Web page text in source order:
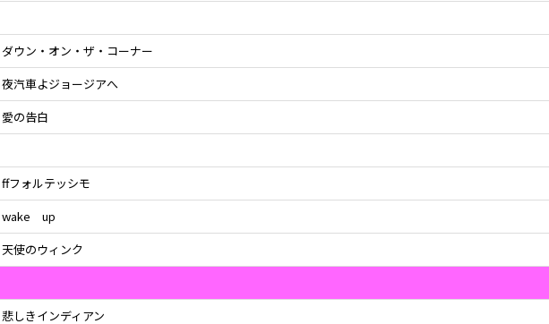
ダウン・オン・ザ・コーナー
夜汽車よジョージアへ
愛の告白
ffフォルテッシモ
wake up
天使のウィンク
悲しきインディアン